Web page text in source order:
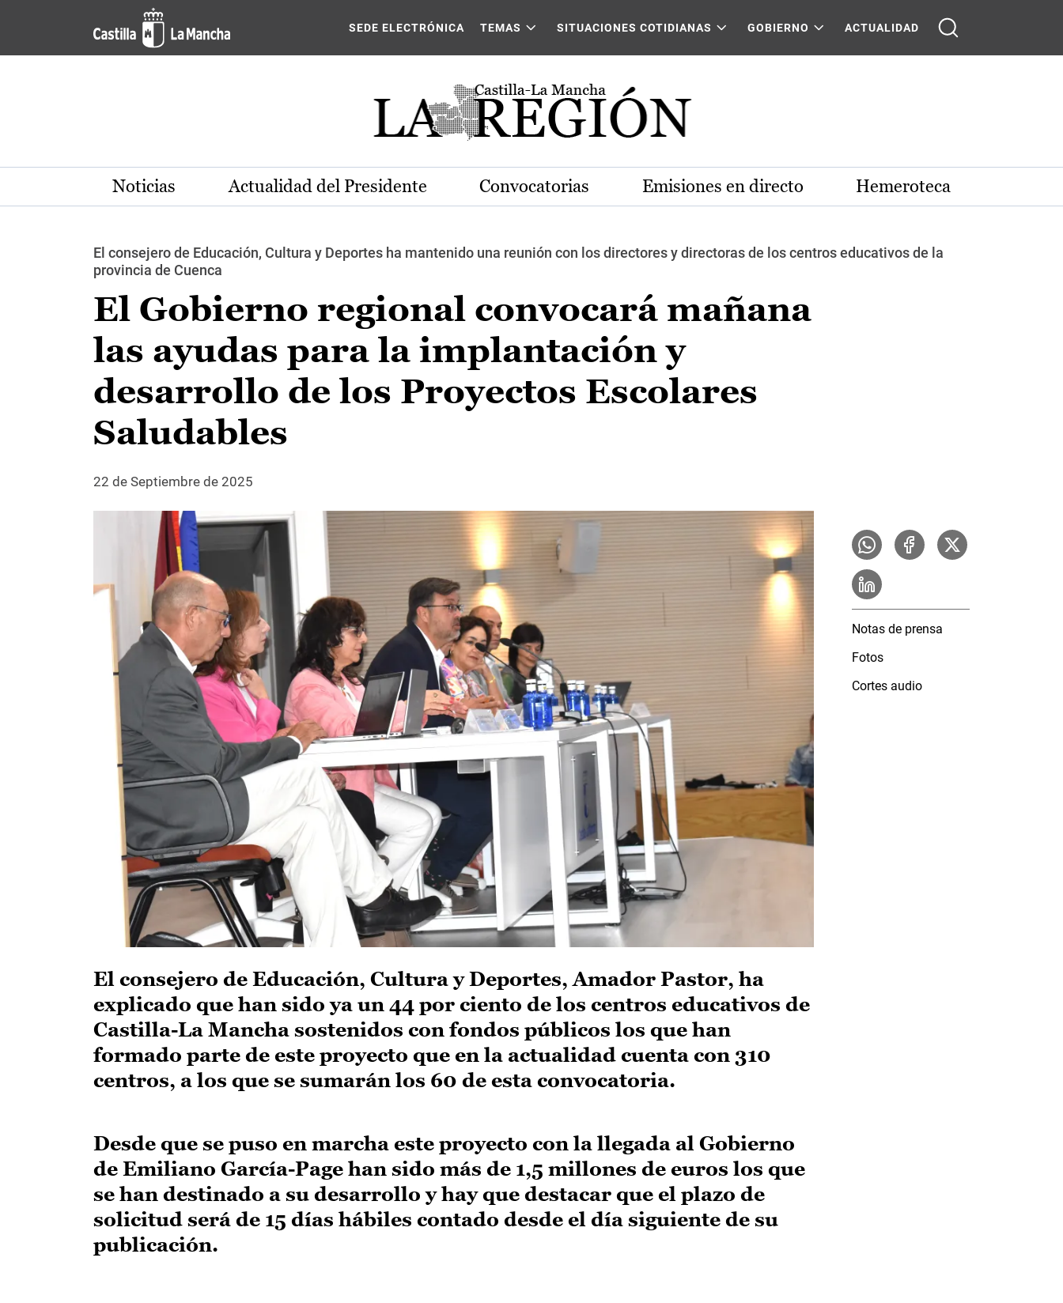
Pasar al contenido principal
SEDE ELECTRÓNICA TEMAS SITUACIONES COTIDIANAS GOBIERNO ACTUALIDAD
Noticias Actualidad del Presidente Convocatorias Emisiones en directo Hemeroteca
El consejero de Educación, Cultura y Deportes ha mantenido una reunión con los directores y directoras de los centros educativos de la
provincia de Cuenca
El Gobierno regional convocará mañana
las ayudas para la implantación y
desarrollo de los Proyectos Escolares
Saludables
22 de Septiembre de 2025
El consejero de Educación, Cultura y Deportes, Amador Pastor, ha
explicado que han sido ya un 44 por ciento de los centros educativos de
Castilla-La Mancha sostenidos con fondos públicos los que han
formado parte de este proyecto que en la actualidad cuenta con 310
centros, a los que se sumarán los 60 de esta convocatoria.
Desde que se puso en marcha este proyecto con la llegada al Gobierno
de Emiliano García-Page han sido más de 1,5 millones de euros los que
se han destinado a su desarrollo y hay que destacar que el plazo de
solicitud será de 15 días hábiles contado desde el día siguiente de su
publicación.
Notas de prensa
Fotos
Cortes audio